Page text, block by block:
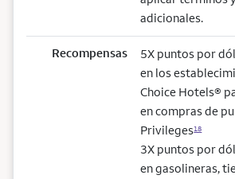
adicionales.
Recompensas
5X puntos por
en los
Choice Hotels®
en compras de
Privileges18
3X puntos por
en gasolineras,